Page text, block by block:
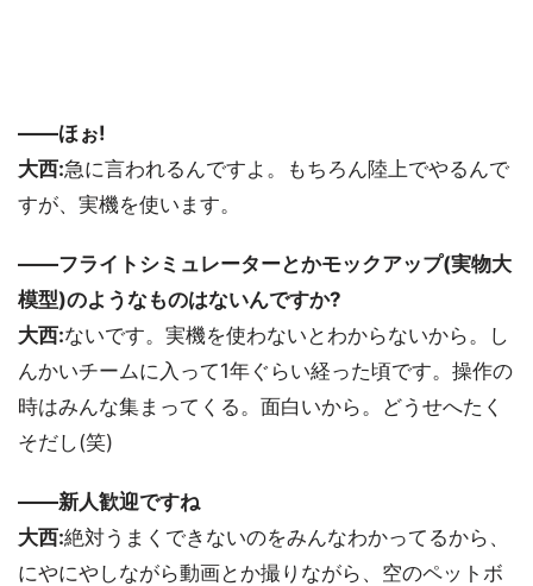
――ほぉ!
大西:急に言われるんですよ。もちろん陸上でやるんで
すが、実機を使います。
――フライトシミュレーターとかモックアップ(実物大
模型)のようなものはないんですか?
大西:ないです。実機を使わないとわからないから。し
んかいチームに入って1年ぐらい経った頃です。操作の
時はみんな集まってくる。面白いから。どうせへたく
そだし(笑)
――新人歓迎ですね
大西:絶対うまくできないのをみんなわかってるから、
にやにやしながら動画とか撮りながら、空のペットボ